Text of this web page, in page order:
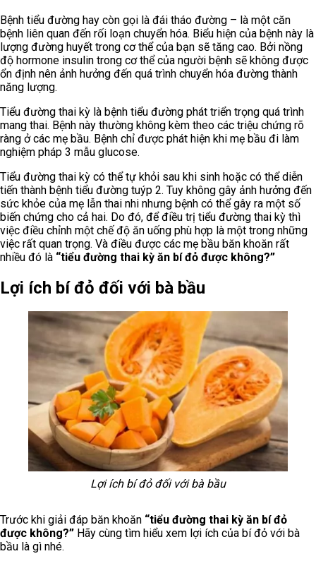
Bệnh tiểu đường hay còn gọi là đái tháo đường – là một căn
bệnh liên quan đến rối loạn chuyển hóa. Biểu hiện của bệnh này là
lượng đường huyết trong cơ thể của bạn sẽ tăng cao. Bởi nồng
độ hormone insulin trong cơ thể của người bệnh sẽ không được
ổn định nên ảnh hưởng đến quá trình chuyển hóa đường thành
năng lượng.
Tiểu đường thai kỳ là bệnh tiểu đường phát triển trọng quá trình
mang thai. Bệnh này thường không kèm theo các triệu chứng rõ
ràng ở các mẹ bầu. Bệnh chỉ được phát hiện khi mẹ bầu đi làm
nghiệm pháp 3 mẫu glucose.
Tiểu đường thai kỳ có thể tự khỏi sau khi sinh hoặc có thể diễn
tiến thành bệnh tiểu đường tuýp 2. Tuy không gây ảnh hưởng đến
sức khỏe của mẹ lẫn thai nhi nhưng bệnh có thể gây ra một số
biến chứng cho cả hai. Do đó, để điều trị tiểu đường thai kỳ thì
việc điều chỉnh một chế độ ăn uống phù hợp là một trong những
việc rất quan trọng. Và điều được các mẹ bầu băn khoăn rất
nhiều đó là “tiểu đường thai kỳ ăn bí đỏ được không?”
Lợi ích bí đỏ đối với bà bầu
Lợi ích bí đỏ đối với bà bầu
Trước khi giải đáp băn khoăn “tiểu đường thai kỳ ăn bí đỏ
được không?” Hãy cùng tìm hiểu xem lợi ích của bí đỏ với bà
bầu là gì nhé.